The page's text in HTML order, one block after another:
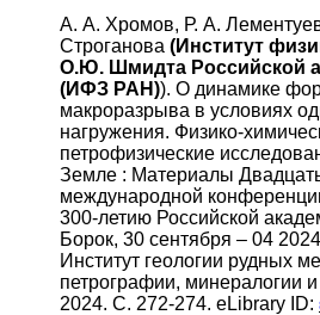
А. А. Хромов, Р. А.
Строганова (Институт
О.Ю. Шмидта Российской
(ИФЗ РАН)). О динамике
макроразрыва в условиях
нагружения. Физико-
петрофизические
Земле : Материалы
международной
300-летию Российской
Борок, 30 сентября – 04
Институт геологии рудных
петрографии, минералогии
2024. С. 272-274. eLibrary ID: